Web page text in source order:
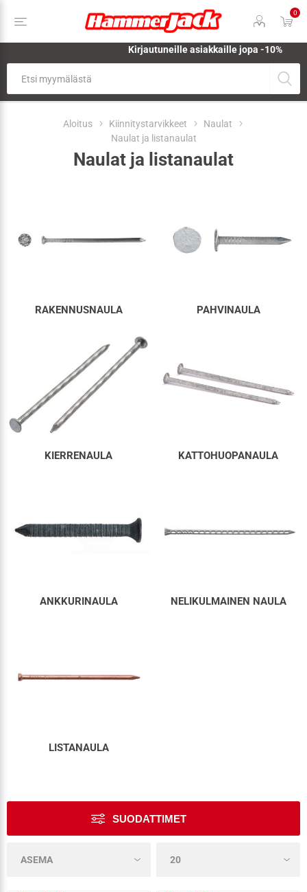
0
Kirjautuneille asiakkaille jopa -10%
Aloitus Kiinnitystarvikkeet
Naulat
Naulat ja listanaulat
Naulat ja listanaulat
RAKENNUSNAULA PAHVINAULA
KIERRENAULA KATTOHUOPANAULA
ANKKURINAULA NELIKULMAINEN NAULA
LISTANAULA
SUODATTIMET